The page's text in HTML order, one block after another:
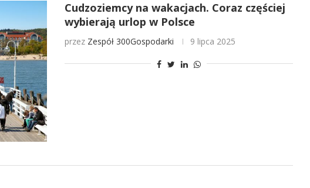
Cudzoziemcy na wakacjach. Coraz częściej
wybierają urlop w Polsce
przez Zespół 300Gospodarki 9 lipca 2025